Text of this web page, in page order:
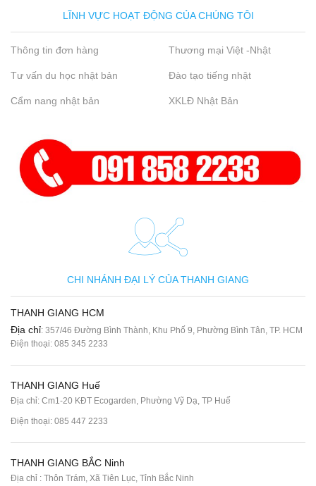
LĨNH VỰC HOẠT ĐỘNG CỦA CHÚNG TÔI
Thông tin đơn hàng Thương mại Việt -Nhật
Tư vấn du học nhật bản Đào tạo tiếng nhật
Cẩm nang nhật bản XKLĐ Nhật Bản
CHI NHÁNH ĐẠI LÝ CỦA THANH GIANG
THANH GIANG HCM
Địa chỉ: 357/46 Đường Bình Thành, Khu Phố 9, Phường Bình Tân, TP. HCM
Điện thoại: 085 345 2233
THANH GIANG Huế
Địa chỉ: Cm1-20 KĐT Ecogarden, Phường Vỹ Dạ, TP Huế
Điện thoại: 085 447 2233
THANH GIANG BẮC Ninh
Địa chỉ : Thôn Trám, Xã Tiên Lục, Tỉnh Bắc Ninh